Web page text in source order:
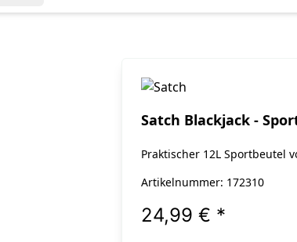
Satch Blackjack -
Praktischer 12L Sportbeutel
Artikelnummer: 172310
24,99 € *